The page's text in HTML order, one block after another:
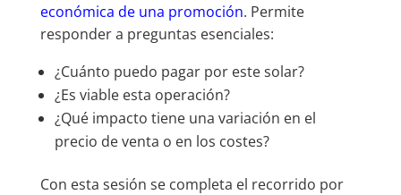
económica de una promoción. Permite
responder a preguntas esenciales:
¿Cuánto puedo pagar por este solar?
¿Es viable esta operación?
¿Qué impacto tiene una variación en el
precio de venta o en los costes?
Con esta sesión se completa el recorrido por